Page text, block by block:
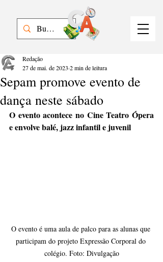
Sepam promove evento de
dança neste sábado
Redação
27 de mai. de 2023 2 min de leitura
O evento acontece no Cine Teatro Ópera
e envolve balé, jazz infantil e juvenil
O evento é uma aula de palco para as alunas que
participam do projeto Expressão Corporal do
colégio. Foto: Divulgação